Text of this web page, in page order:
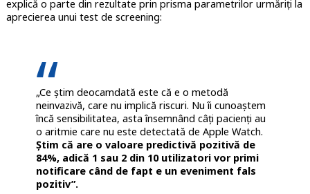
explică o parte din rezultate prin prisma parametrilor urmăriți la
aprecierea unui test de screening:
„Ce știm deocamdată este că e o metodă
neinvazivă, care nu implică riscuri. Nu îi cunoaștem
încă sensibilitatea, asta însemnând câți pacienți au
o aritmie care nu este detectată de Apple Watch.
Știm că are o valoare predictivă pozitivă de
84%, adică 1 sau 2 din 10 utilizatori vor primi
notificare când de fapt e un eveniment fals
pozitiv”.